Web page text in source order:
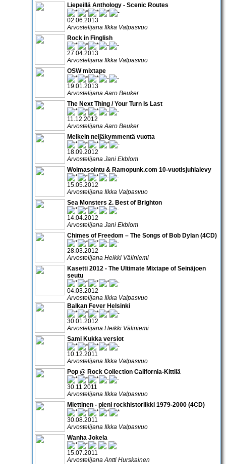
Liepeillä Anthology - Scenic Routes
02.06.2013
Arvostelijana Ilkka Valpasvuo
Rock in Finglish
27.04.2013
Arvostelijana Ilkka Valpasvuo
OSW mixtape
19.01.2013
Arvostelijana Aaro Beuker
The Next Thing / Your Turn Is Last
11.12.2012
Arvostelijana Aaro Beuker
Melkein neljäkymmentä vuotta
18.09.2012
Arvostelijana Jani Ekblom
Woimasointu & Ramopunk.com 10-vuotisjuhlalevy
15.05.2012
Arvostelijana Ilkka Valpasvuo
Sea Monsters 2. Best of Brighton
14.04.2012
Arvostelijana Jani Ekblom
Chimes of Freedom – The Songs of Bob Dylan (4CD)
28.03.2012
Arvostelijana Heikki Väliniemi
Kasetti 2012 - The Ultimate Mixtape of Seinäjoen
seutu
04.03.2012
Arvostelijana Ilkka Valpasvuo
Balkan Fever Helsinki
30.01.2012
Arvostelijana Heikki Väliniemi
Sami Kukka versiot
10.12.2011
Arvostelijana Ilkka Valpasvuo
Pop @ Rock Collection California-Kittilä
30.11.2011
Arvostelijana Ilkka Valpasvuo
Miettinen - pieni rockhistoriikki 1979-2000 (4CD)
30.08.2011
Arvostelijana Ilkka Valpasvuo
Wanha Jokela
15.07.2011
Arvostelijana Antti Hurskainen